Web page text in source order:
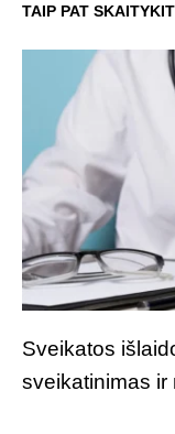
TAIP PAT
Sveikatos
sveikatinimas ir